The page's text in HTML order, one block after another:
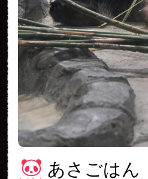
あさごはん